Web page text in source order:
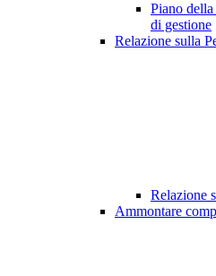
Piano
di gestione
Relazione sulla
Relazione
Ammontare